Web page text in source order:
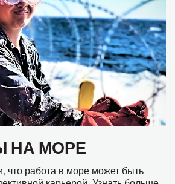
МОРЕ
работа в море может быть